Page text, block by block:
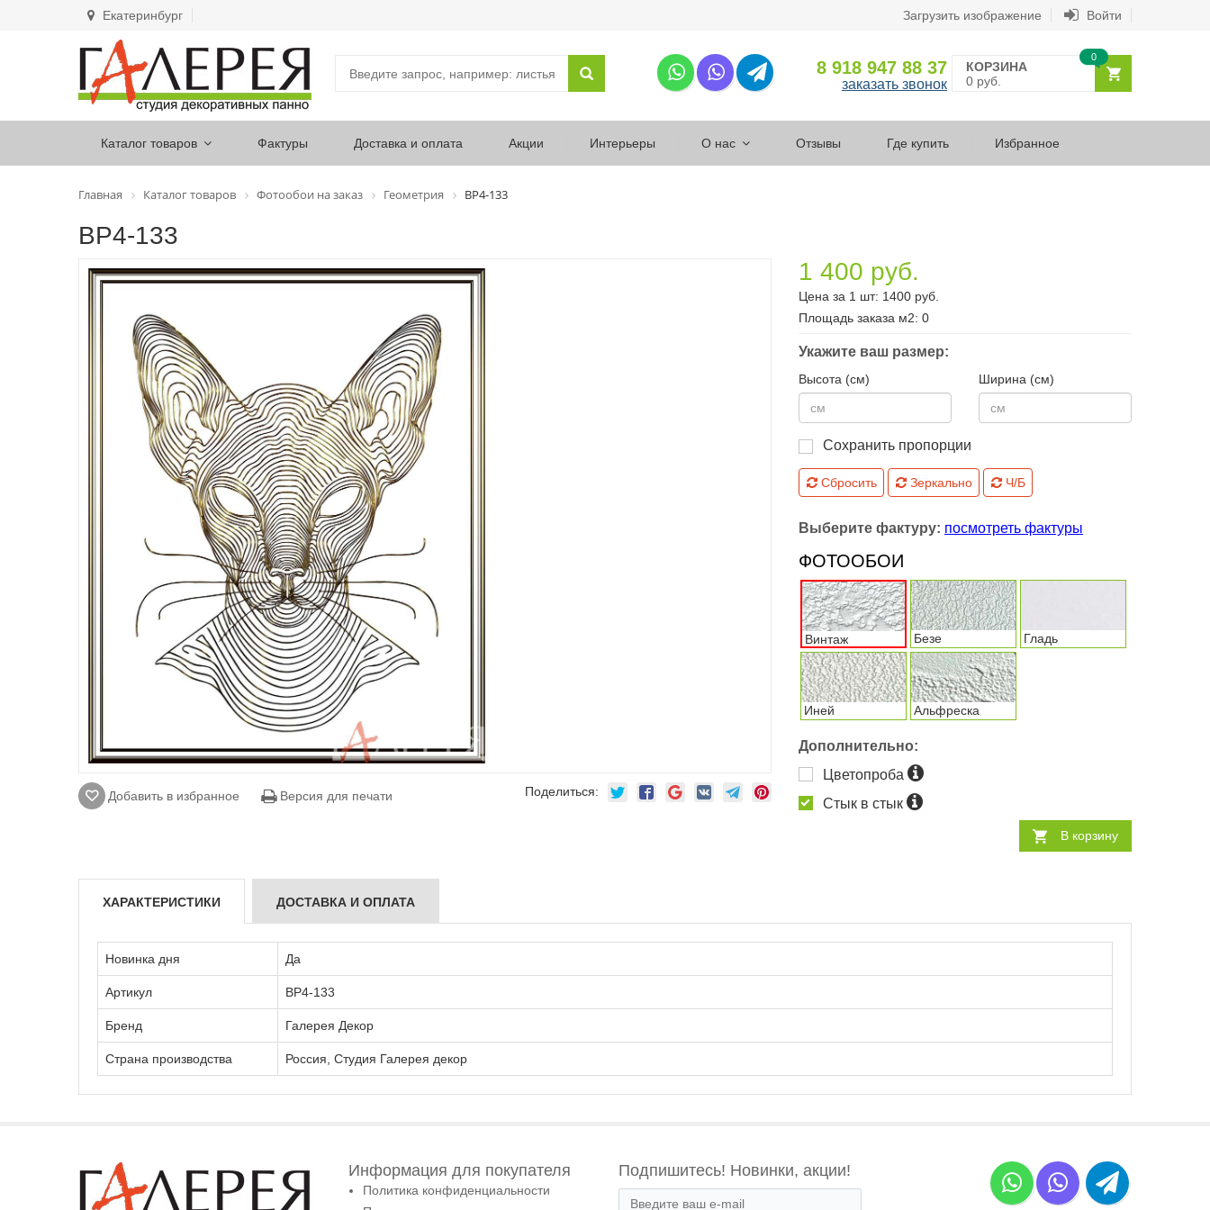
Екатеринбург Загрузить изображение Войти
8 918 947 88 37
заказать звонок
КОРЗИНА
0 руб.
0
Каталог товаров Фактуры Доставка и оплата Акции Интерьеры О нас Отзывы Где купить Избранное
Главная Каталог товаров Фотообои на заказ Геометрия ВР4-133
ВР4-133
Добавить в избранное Версия для печати Поделиться:
1 400 руб.
Цена за 1 шт: 1400 руб.
Площадь заказа м2: 0
Укажите ваш размер:
Высота (см) Ширина (см)
Сохранить пропорции
Сбросить Зеркально Ч/Б
Выберите фактуру: посмотреть фактуры
ФОТООБОИ
Винтаж Безе Гладь
Иней Альфреска
Дополнительно:
Цветопроба
Стык в стык
В корзину
ХАРАКТЕРИСТИКИ ДОСТАВКА И ОПЛАТА
Новинка дня Да
Артикул ВР4-133
Бренд Галерея Декор
Страна производства Россия, Студия Галерея декор
Информация для покупателя
Политика конфиденциальности
Подпишитесь! Новинки, акции!